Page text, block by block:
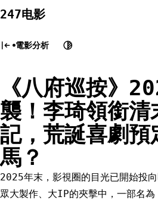
to
247电影
電影分析
《八府巡按》
襲！李琦領銜清
記，荒誕喜劇預
馬？
2025年末，影視圈的目光已開始投
眾大製作、大IP的夾擊中，一部名